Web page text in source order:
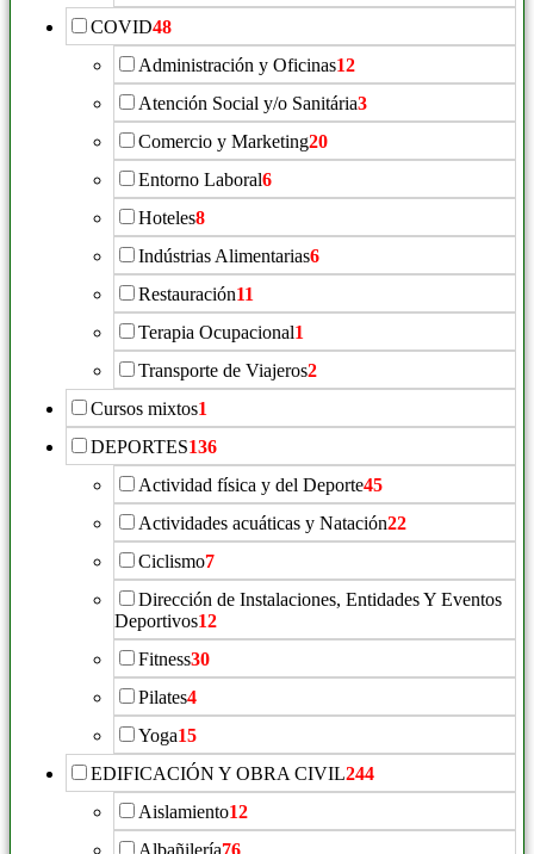
COVID48
Administración y Oficinas12
Atención Social y/o Sanitária3
Comercio y Marketing20
Entorno Laboral6
Hoteles8
Indústrias Alimentarias6
Restauración11
Terapia Ocupacional1
Transporte de Viajeros2
Cursos mixtos1
DEPORTES136
Actividad física y del Deporte45
Actividades acuáticas y Natación22
Ciclismo7
Dirección de Instalaciones, Entidades Y Eventos
Deportivos12
Fitness30
Pilates4
Yoga15
EDIFICACIÓN Y OBRA CIVIL244
Aislamiento12